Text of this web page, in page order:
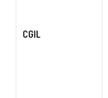
CGIL